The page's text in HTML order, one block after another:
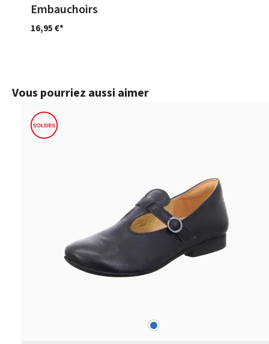
Embauchoirs
16,95 €*
Ignorer la galerie de produits
Vous pourriez aussi aimer
bleu